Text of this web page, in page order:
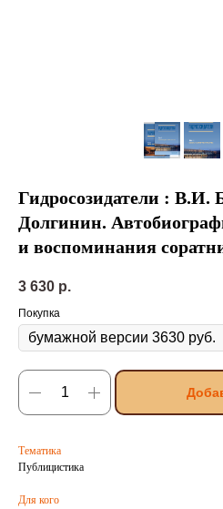
Гидросозидатели : В.И.
Долгинин.
и воспоминания
3 630 р.
Покупка
Тематика
Публицистика
Для кого